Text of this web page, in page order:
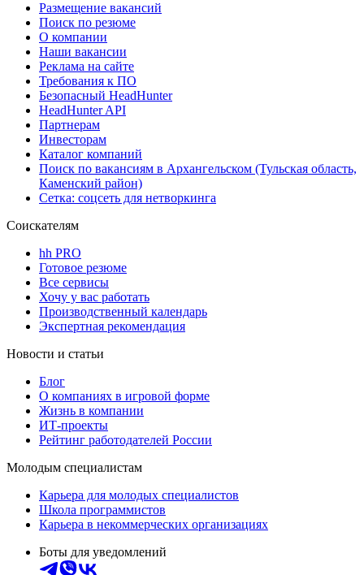
Размещение вакансий
Поиск по резюме
О компании
Наши вакансии
Реклама на сайте
Требования к ПО
Безопасный HeadHunter
HeadHunter API
Партнерам
Инвесторам
Каталог компаний
Поиск по вакансиям в Архангельском (Тульская область,
Каменский район)
Сетка: соцсеть для нетворкинга
Соискателям
hh PRO
Готовое резюме
Все сервисы
Хочу у вас работать
Производственный календарь
Экспертная рекомендация
Новости и статьи
Блог
О компаниях в игровой форме
Жизнь в компании
ИТ-проекты
Рейтинг работодателей России
Молодым специалистам
Карьера для молодых специалистов
Школа программистов
Карьера в некоммерческих организациях
Боты для уведомлений